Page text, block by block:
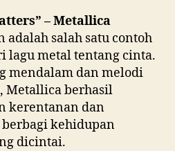
– Metallica
salah satu contoh
lagu metal tentang cinta.
mendalam dan melodi
Metallica berhasil
kerentanan dan
kehidupan
dicintai.